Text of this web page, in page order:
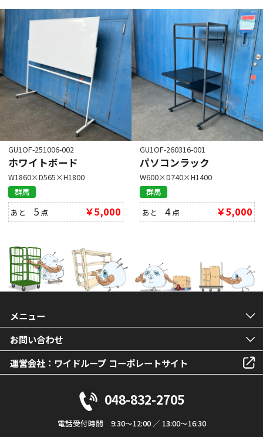
GU1OF-251006-002
ホワイトボード
W1860×D565×H1800
群馬
あと 5 点 ￥5,000
GU1OF-260316-001
パソコンラック
W600×D740×H1400
群馬
あと4点 ￥5,000
メニュー
お問い合わせ
運営会社：ワイドループ コーポレートサイト
048-832-2705
電話受付時間 9:30～12:00 ／ 13:00～16:30